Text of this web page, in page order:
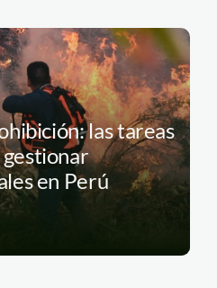
las tareas
en Perú